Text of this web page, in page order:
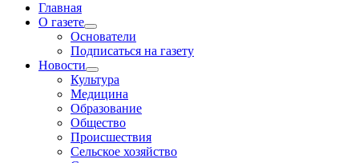
Главная
О газете
Основатели
Подписаться на газету
Новости
Культура
Медицина
Образование
Общество
Происшествия
Сельское хозяйство